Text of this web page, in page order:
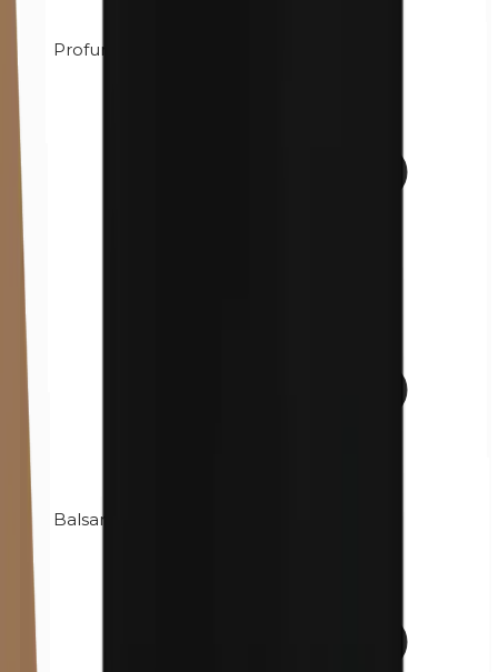
Profumo (mix)
Balsamo del Perù